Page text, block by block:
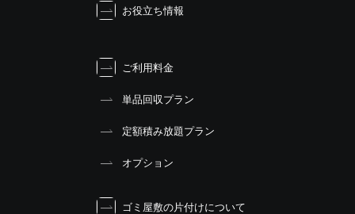
お役立ち情報
ご利用料金
単品回収プラン
定額積み放題プラン
オプション
ゴミ屋敷の片付けについて